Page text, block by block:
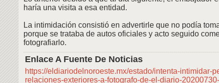
haría una visita a esa entidad.
La intimidación consistió en advertirle que no podía
porque se trataba de autos oficiales y acto seguido
fotografiarlo.
Enlace A Fuente De Noticias
https://eldiariodelnoroeste.mx/estado/intenta-intimidar-
relaciones-exteriores-a-fotografo-de-el-diario-